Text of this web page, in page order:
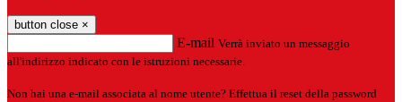
button close ×
E-mail Verrà inviato un messaggio
all'indirizzo indicato con le istruzioni necessarie.
Non hai una e-mail associata al nome utente? Effettua il reset della password